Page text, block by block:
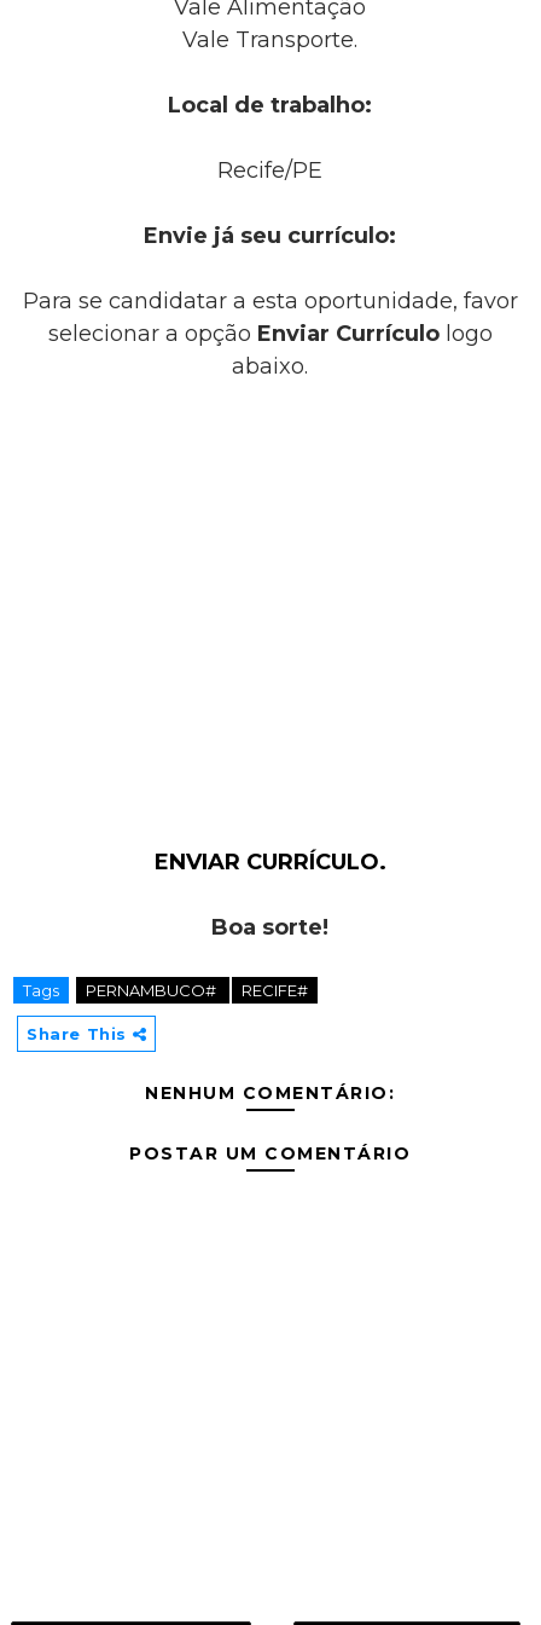
Vale Alimentação
Vale Transporte.
Local de trabalho:
Recife/PE
Envie já seu currículo:
Para se candidatar a esta oportunidade, favor
selecionar a opção Enviar Currículologo
abaixo.
ENVIAR CURRÍCULO.
Boa sorte!
Tags PERNAMBUCO# RECIFE#
Share This
NENHUM COMENTÁRIO:
POSTAR UM COMENTÁRIO